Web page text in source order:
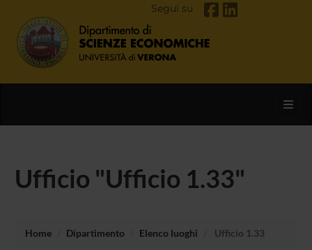
Segui su
Ufficio "Ufficio 1.33"
Home Dipartimento Elenco luoghi Ufficio 1.33